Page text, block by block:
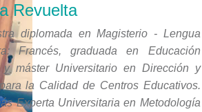
Revuelta
diplomada en Magisterio - Lengua
Francés, graduada en Educación
y máster Universitario en Dirección y
la Calidad de Centros Educativos.
Experta Universitaria en Metodología